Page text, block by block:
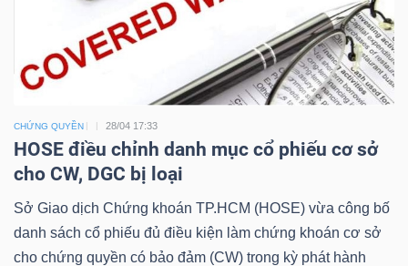
CHỨNG QUYỀN 28/04 17:33
HOSE điều chỉnh danh mục cổ phiếu cơ sở
cho CW, DGC bị loại
Sở Giao dịch Chứng khoán TP.HCM (HOSE) vừa công bố
danh sách cổ phiếu đủ điều kiện làm chứng khoán cơ sở
cho chứng quyền có bảo đảm (CW) trong kỳ phát hành
Dữ
tài
chính